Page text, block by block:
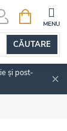
CĂUTARE
DE
și post-